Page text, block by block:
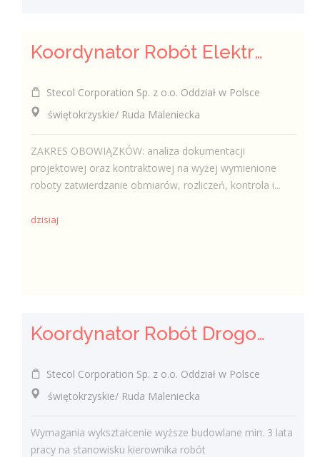
Koordynator Robót Elektro-Energetycznych i Telekomunikacyjnych
Stecol Corporation Sp. z o.o. Oddział w Polsce
świętokrzyskie/ Ruda Maleniecka
ZAKRES OBOWIĄZKÓW: analiza dokumentacji
projektowej oraz kontraktowej na wyżej wymienione
roboty zatwierdzanie obmiarów, rozliczeń, kontrola i...
dzisiaj
Koordynator Robót Drogowych
Stecol Corporation Sp. z o.o. Oddział w Polsce
świętokrzyskie/ Ruda Maleniecka
Wymagania wykształcenie wyższe budowlane min. 3 lata
pracy na stanowisku kierownika robót